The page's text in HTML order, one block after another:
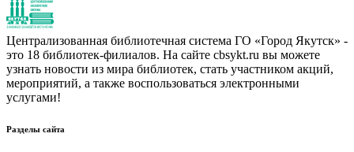
Централизованная библиотечная система ГО «Город Якутск» -
это 18 библиотек-филиалов. На сайте cbsykt.ru вы можете
узнать новости из мира библиотек, стать участником акций,
мероприятий, а также воспользоваться электронными
услугами!
Разделы сайта